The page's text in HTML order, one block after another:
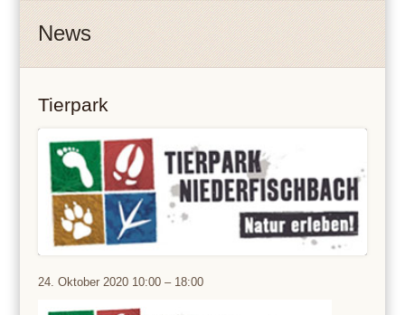
News
Tierpark
Tierpark
24. Oktober 2020 10:00 – 18:00